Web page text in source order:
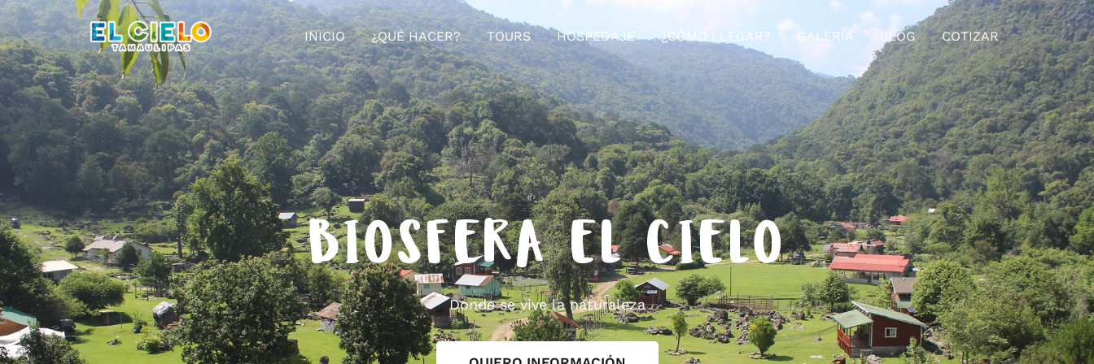
INICIO ¿QUÉ HACER? TOURS HOSPEDAJE ¿CÓMO LLEGAR? GALERÍA BLOG COTIZAR
BIOSFERA EL CIELO
Donde se vive la naturaleza